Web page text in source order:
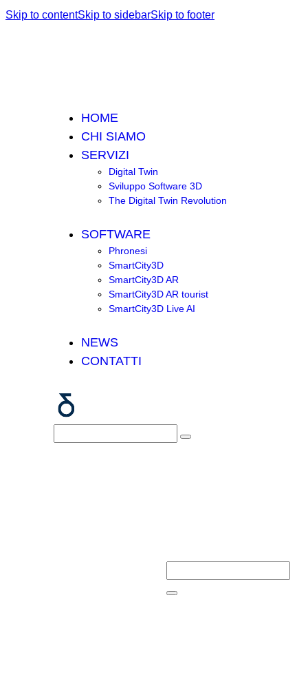
Skip to contentSkip to sidebarSkip to footer
HOME
CHI SIAMO
SERVIZI
Digital Twin
Sviluppo Software 3D
The Digital Twin Revolution
SOFTWARE
Phronesi
SmartCity3D
SmartCity3D AR
SmartCity3D AR tourist
SmartCity3D Live AI
NEWS
CONTATTI